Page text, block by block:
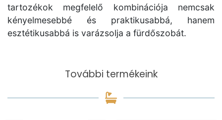
tartozékok megfelelő kombinációja nemcsak
kényelmesebbé és praktikusabbá, hanem
esztétikusabbá is varázsolja a fürdőszobát.
További termékeink